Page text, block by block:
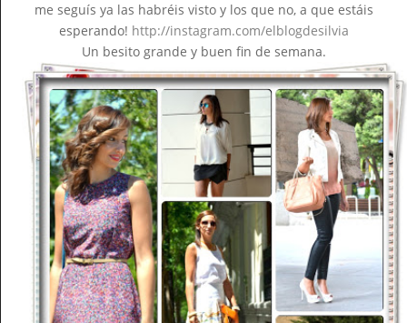
me seguís ya las habréis visto y los que no, a que estáis
esperando! http://instagram.com/elblogdesilvia
Un besito grande y buen fin de semana.